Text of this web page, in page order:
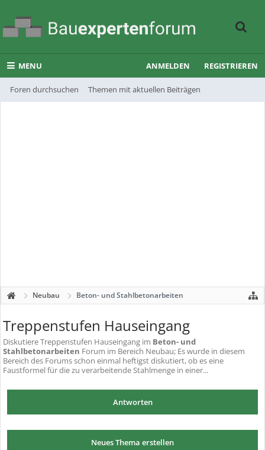
MENU
Foren durchsuchen Themen mit aktuellen Beiträgen
ANMELDEN REGISTRIEREN
Neubau Beton- und Stahlbetonarbeiten
Treppenstufen Hauseingang
DiskutiereTreppenstufen Hauseingang im Beton- und
Stahlbetonarbeiten Forum im Bereich Neubau; Es wurde in diesem
Bereich des Forums schon einmal heftigst diskutiert, ob es eine
Faustformel für die zu verarbeitende Stahlmenge in einer...
Antworten
Neues Thema erstellen